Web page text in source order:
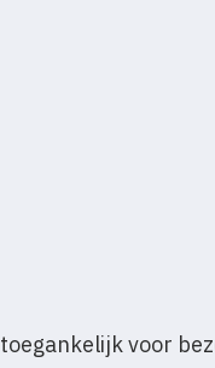
voor